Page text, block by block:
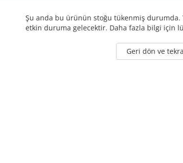
Şu anda bu ürünün stoğu tükenmiş durumda.
etkin duruma gelecektir. Daha fazla bilgi için
Geri dön ve